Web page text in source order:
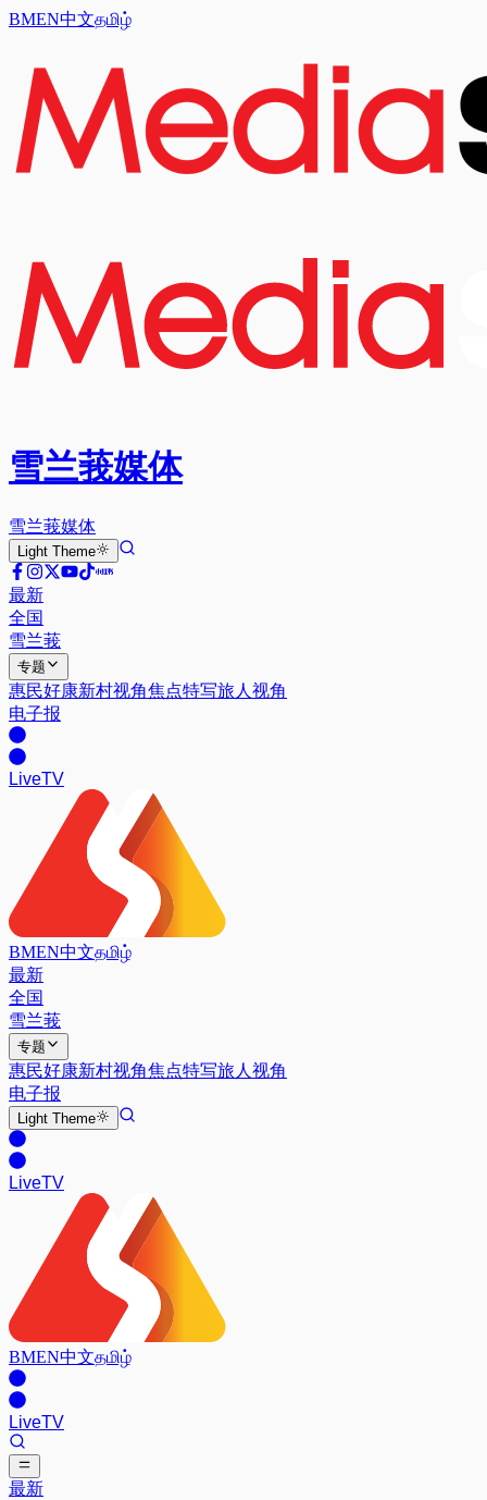
BMEN中文தமிழ்
雪兰莪媒体
雪兰莪媒体
Light Theme
最新
全国
雪兰莪
专题
惠民好康新村视角焦点特写旅人视角
电子报
LiveTV
BMEN中文தமிழ்
最新
全国
雪兰莪
专题
惠民好康新村视角焦点特写旅人视角
电子报
Light Theme
LiveTV
BMEN中文தமிழ்
LiveTV
最新